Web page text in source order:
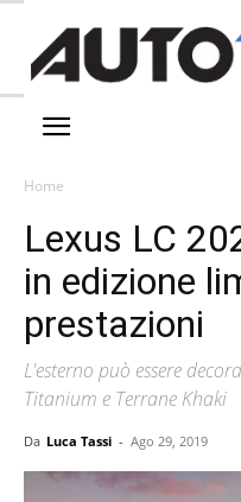
Home
Lexus LC
in edizione
prestazioni
L'esterno può essere
Titanium e Terrane Khaki
Da Luca Tassi - Ago 29, 2019